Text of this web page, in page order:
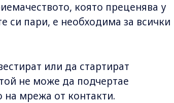
която преценява у
си пари, е необходима за всички
или да стартират
не може да подчертае
на мрежа от контакти.